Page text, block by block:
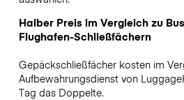
Halber Preis im Vergleich zu
Flughafen-Schließfächern
Gepäckschließfächer kosten im
Aufbewahrungsdienst von
Tag das Doppelte.